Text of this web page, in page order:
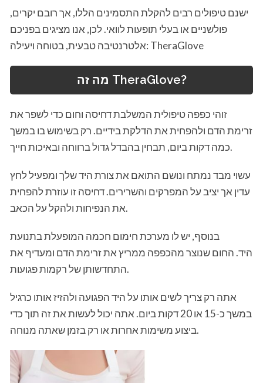
ישנם טיפולים רבים להקלת התסמינים הללו, אך רובם יקרים,
פולשניים או בעלי תופעות לוואי. לכן, אנו מציגים בפניכם
אלטרנטיבה טבעית, בטוחה ויעילה: TheraGlove
מה זה TheraGlove?
זוהי כפפה טיפולית המשלבת דחיסה וחום כדי לשפר את
זרימת הדם ולהפחית את הדלקת בידיים. רק בשימוש בו במשך
כמה דקות ביום, תבחין בהבדל גדול ברווחה ובאיכות חייך.
עשוי מבד נמתח ונושם התואם את צורת היד שלך ומפעיל לחץ
עדין אך יציב על המפרקים והשרירים. דחיסה זו עוזרת להפחית
את הנפיחות ולהקל על הכאב.
בנוסף, יש לו מערכת חימום חכמה המופעלת בתנועת
היד. החום שנוצר מהכפפה ממריץ את זרימת הדם ומעדיף את
התחדשותן של רקמות פגועות.
אתה רק צריך לשים אותו על היד הפגועה ולהזיז אותו כרגיל
במשך כ-15 או 20 דקות ביום. אתה יכול לעשות את זה תוך כדי
ביצוע משימות אחרות או רק בזמן שאתה מנוחה.